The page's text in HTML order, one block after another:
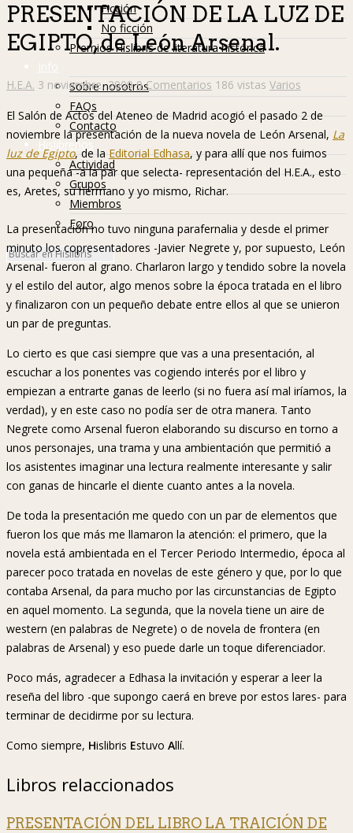
Ficción
No ficción
Premios Hislibris de literatura histórica
Info
Sobre nosotros
FAQs
Contacto
Hislibreños
Actividad
Grupos
Miembros
Foro
PRESENTACIÓN DE LA LUZ DE
EGIPTO, de León Arsenal.
H.E.A. 3 noviembre, 2009 9 Comentarios 186 vistas Varios
El Salón de Actos del Ateneo de Madrid acogió el pasado 2 de
noviembre la presentación de la nueva novela de León Arsenal, La
luz de Egipto, de la Editorial Edhasa, y para allí que nos fuimos
una pequeña -a la par que selecta- representación del H.E.A., esto
es, Aretes, su hermano y yo mismo, Richar.
La presentación no tuvo ninguna parafernalia y desde el primer
minuto los copresentadores -Javier Negrete y, por supuesto, León
Arsenal- fueron al grano. Charlaron largo y tendido sobre la novela
y el estilo del autor, algo menos sobre la época tratada en el libro
y finalizaron con un pequeño debate entre ellos al que se unieron
un par de preguntas.
Lo cierto es que casi siempre que vas a una presentación, al
escuchar a los ponentes vas cogiendo interés por el libro y
empiezan a entrarte ganas de leerlo (si no fuera así mal iríamos, la
verdad), y en este caso no podía ser de otra manera. Tanto
Negrete como Arsenal fueron elaborando su discurso en torno a
unos personajes, una trama y una ambientación que permitió a
los asistentes imaginar una lectura realmente interesante y salir
con ganas de hincarle el diente cuanto antes a la novela.
De toda la presentación me quedo con un par de elementos que
fueron los que más me llamaron la atención: el primero, que la
novela está ambientada en el Tercer Periodo Intermedio, época al
parecer poco tratada en novelas de este género y que, por lo que
contaba Arsenal, da para mucho por las circunstancias de Egipto
en aquel momento. La segunda, que la novela tiene un aire de
western (en palabras de Negrete) o de novela de frontera (en
palabras de Arsenal) y eso puede darle un toque diferenciador.
Poco más, agradecer a Edhasa la invitación y esperar a leer la
reseña del libro -que supongo caerá en breve por estos lares- para
terminar de decidirme por su lectura.
Como siempre, Hislibris Estuvo Allí.
Libros relaccionados
PRESENTACIÓN DEL LIBRO LA TRAICIÓN DE